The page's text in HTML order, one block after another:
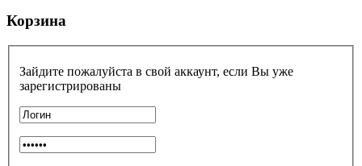
Корзина
Зайдите пожалуйста в свой аккаунт, если Вы уже
зарегистрированы